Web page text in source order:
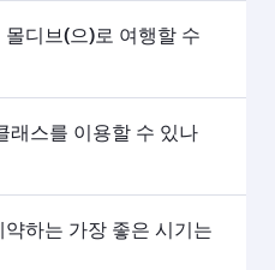
직항편을 운항하고 있습
을 검색하여 운항 시간과
디브(으)로 여행할 수
항편을 이용할 수 있습니
유해 150개 이상의 목적
래스를 이용할 수 있나
항공사에 따라 다릅니다.
공편에서는 비즈니스 클
하는 가장 좋은 시기는